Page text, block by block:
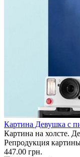
Картина Девушка с
Картина на холсте.
Репродукция
447.00 грн.